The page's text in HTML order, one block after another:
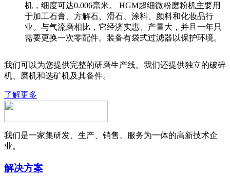
机，细度可达0.006毫米。 HGM超细微粉磨粉机主要用
于加工石膏、方解石、滑石、涂料、颜料和化妆品行
业。与气流磨相比，它经济实惠、产量大，并且一年只
需要更换一次零配件。装备有袋式过滤器以保护环境。
我们可以为您提供完整的研磨生产线。我们还提供独立的破碎
机、磨机和选矿机及其备件。
了解更多
我们是一家集研发、生产、销售、服务为一体的高新技术企
业。
解决方案